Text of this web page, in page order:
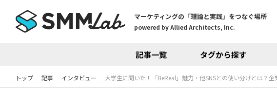
マーケティングの「理論と実践」をつなぐ場所
powered by Allied Architects, Inc.
記事一覧 タグから探す
トップ 記事 インタビュー 大学生に聞いた！「BeReal」魅力・他SNSとの使い分けとは？